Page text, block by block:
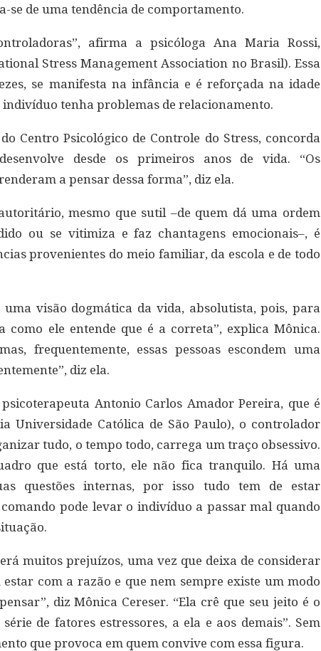
se de uma tendência de comportamento.
afirma a psicóloga Ana Maria Rossi,
Stress Management Association no Brasil). Essa
se manifesta na infância e é reforçada na idade
indivíduo tenha problemas de relacionamento.
Centro Psicológico de Controle do Stress, concorda
desde os primeiros anos de vida. “Os
a pensar dessa forma”, diz ela.
mesmo que sutil –de quem dá uma ordem
ou se vitimiza e faz chantagens emocionais–, é
provenientes do meio familiar, da escola e de todo
visão dogmática da vida, absolutista, pois, para
como ele entende que é a correta”, explica Mônica.
frequentemente, essas pessoas escondem uma
diz ela.
Antonio Carlos Amador Pereira, que é
Universidade Católica de São Paulo), o controlador
tudo, o tempo todo, carrega um traço obsessivo.
que está torto, ele não fica tranquilo. Há uma
questões internas, por isso tudo tem de estar
pode levar o indivíduo a passar mal quando
muitos prejuízos, uma vez que deixa de considerar
com a razão e que nem sempre existe um modo
diz Mônica Cereser. “Ela crê que seu jeito é o
de fatores estressores, a ela e aos demais”. Sem
que provoca em quem convive com essa figura.